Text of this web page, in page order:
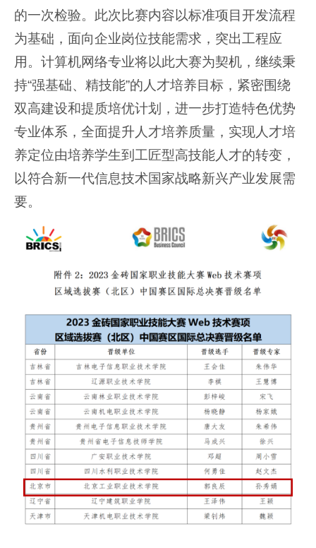
的一次检验。此次比赛内容以标准项目开发流程
为基础，面向企业岗位技能需求，突出工程应
用。计算机网络专业将以此大赛为契机，继续秉
持“强基础、精技能”的人才培养目标，紧密围绕
双高建设和提质培优计划，进一步打造特色优势
专业体系，全面提升人才培养质量，实现人才培
养定位由培养学生到工匠型高技能人才的转变，
以符合新一代信息技术国家战略新兴产业发展需
要。